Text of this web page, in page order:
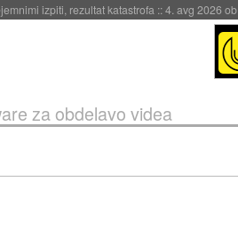
za večkratno uporabo::4. avg 2026 ob 19:41
za obdelavo videa